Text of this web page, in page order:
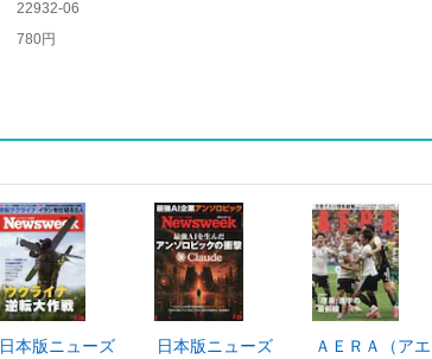
22932-06
780円
日本版ニューズ
日本版ニューズ
ＡＥＲＡ（アエ